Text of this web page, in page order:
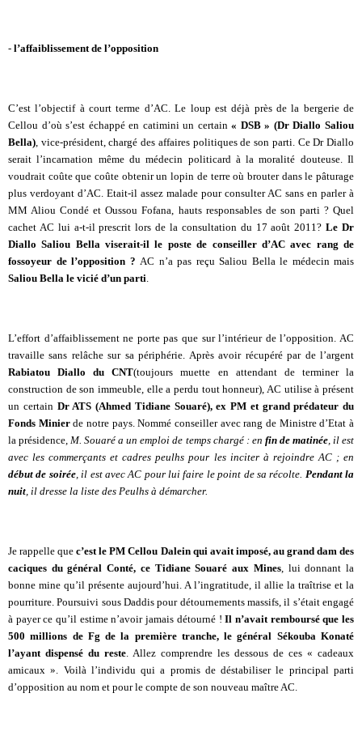
- l’affaiblissement de l’opposition
C’est l’objectif à court terme d’AC. Le loup est déjà près de la bergerie de
Cellou d’où s’est échappé en catimini un certain« DSB » (Dr Diallo Saliou
Bella), vice-président, chargé des affaires politiques de son parti. Ce Dr Diallo
serait l’incarnation même du médecin politicard à la moralité douteuse. Il
voudrait coûte que coûte obtenir un lopin de terre où brouter dans le pâturage
plus verdoyant d’AC. Etait-il assez malade pour consulter AC sans en parler à
MM Aliou Condé et Oussou Fofana, hauts responsables de son parti ? Quel
cachet AC lui a-t-il prescrit lors de la consultation du 17 août 2011?Le Dr
Diallo Saliou Bella viserait-il le poste de conseiller d’AC avec rang de
fossoyeur de l’opposition ? AC n’a pas reçu Saliou Bella le médecin mais
Saliou Bella le vicié d’un parti.
L’effort d’affaiblissement ne porte pas que sur l’intérieur de l’opposition. AC
travaille sans relâche sur sa périphérie. Après avoir récupéré par de l’argent
Rabiatou Diallo du CNT(toujours muette en attendant de terminer la
construction de son immeuble, elle a perdu tout honneur), AC utilise à présent
un certain Dr ATS (Ahmed Tidiane Souaré), ex PM et grand prédateur du
Fonds Minierde notre pays. Nommé conseiller avec rang de Ministre d’Etat à
la présidence,M. Souaré a un emploi de temps chargé : en fin de matinée, il est
avec les commerçants et cadres peulhs pour les inciter à rejoindre AC ; en
début de soirée, il est avec AC pour lui faire le point de sa récolte. Pendant la
nuit, il dresse la liste des Peulhs à démarcher.
Je rappelle quec’est le PM Cellou Dalein qui avait imposé, au grand dam des
caciques du général Conté, ce Tidiane Souaré aux Mines, lui donnant la
bonne mine qu’il présente aujourd’hui. A l’ingratitude, il allie la traîtrise et la
pourriture. Poursuivi sous Daddis pour détournements massifs, il s’était engagé
à payer ce qu’il estime n’avoir jamais détourné !Il n’avait remboursé que les
500 millions de Fg de la première tranche, le général Sékouba Konaté
l’ayant dispensé du reste. Allez comprendre les dessous de ces « cadeaux
amicaux ». Voilà l’individu qui a promis de déstabiliser le principal parti
d’opposition au nom et pour le compte de son nouveau maître AC.